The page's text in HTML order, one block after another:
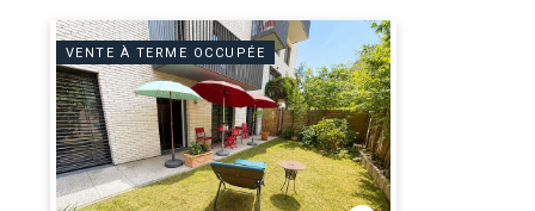
VENTE À TERME OCCUPÉE